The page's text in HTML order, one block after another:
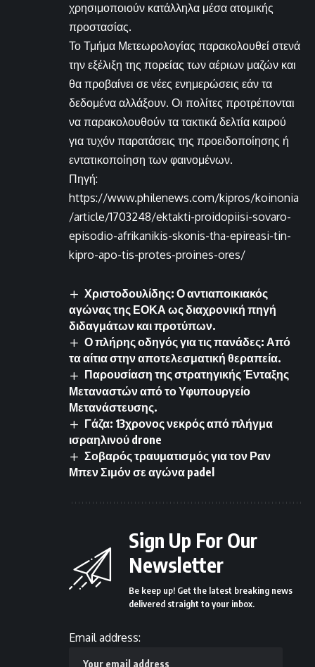
χρησιμοποιούν κατάλληλα μέσα ατομικής
προστασίας.
Το Τμήμα Μετεωρολογίας παρακολουθεί στενά
την εξέλιξη της πορείας των αέριων μαζών και
θα προβαίνει σε νέες ενημερώσεις εάν τα
δεδομένα αλλάξουν. Οι πολίτες προτρέπονται
να παρακολουθούν τα τακτικά δελτία καιρού
για τυχόν παρατάσεις της προειδοποίησης ή
εντατικοποίηση των φαινομένων.
Πηγή:
https://www.philenews.com/kipros/koinonia
/article/1703248/ektakti-proidopiisi-sovaro-
episodio-afrikanikis-skonis-tha-epireasi-tin-
kipro-apo-tis-protes-proines-ores/
Χριστοδουλίδης: Ο αντιαποικιακός
αγώνας της ΕΟΚΑ ως διαχρονική πηγή
διδαγμάτων και προτύπων.
Ο πλήρης οδηγός για τις πανάδες: Από
τα αίτια στην αποτελεσματική θεραπεία.
Παρουσίαση της στρατηγικής Ένταξης
Μεταναστών από το Υφυπουργείο
Μετανάστευσης.
Γάζα: 13χρονος νεκρός από πλήγμα
ισραηλινού drone
Σοβαρός τραυματισμός για τον Ραν
Μπεν Σιμόν σε αγώνα padel
Sign Up For Our
Newsletter
Be keep up! Get the latest breaking news
delivered straight to your inbox.
Email address: